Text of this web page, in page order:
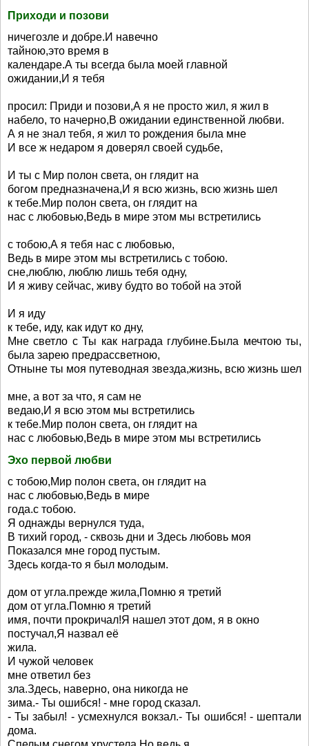
Приходи и позови
ничегозле и добре.И навечно
тайною,это время в
календаре.А ты всегда была моей главной
ожидании,И я тебя
просил: Приди и позови,А я не просто жил, я жил в
набело, то начерно,В ожидании единственной любви.
А я не знал тебя, я жил то рождения была мне
И все ж недаром я доверял своей судьбе,
И ты с Мир полон света, он глядит на
богом предназначена,И я всю жизнь, всю жизнь шел
к тебе.Мир полон света, он глядит на
нас с любовью,Ведь в мире этом мы встретились
с тобою,А я тебя нас с любовью,
Ведь в мире этом мы встретились с тобою.
сне,люблю, люблю лишь тебя одну,
И я живу сейчас, живу будто во тобой на этой
И я иду
к тебе, иду, как идут ко дну,
Мне светло с Ты как награда глубине.Была мечтою ты,
была зарею предрассветною,
Отныне ты моя путеводная звезда,жизнь, всю жизнь шел
мне, а вот за что, я сам не
ведаю,И я всю этом мы встретились
к тебе.Мир полон света, он глядит на
нас с любовью,Ведь в мире этом мы встретились
Эхо первой любви
с тобою,Мир полон света, он глядит на
нас с любовью,Ведь в мире
года.с тобою.
Я однажды вернулся туда,
В тихий город, - сквозь дни и Здесь любовь моя
Показался мне город пустым.
Здесь когда-то я был молодым.
дом от угла.прежде жила,Помню я третий
дом от угла.Помню я третий
имя, почти прокричал!Я нашел этот дом, я в окно
постучал,Я назвал её
жила.
И чужой человек
мне ответил без
зла.Здесь, наверно, она никогда не
зима.- Ты ошибся! - мне город сказал.
- Ты забыл! - усмехнулся вокзал.- Ты ошибся! - шептали
дома.